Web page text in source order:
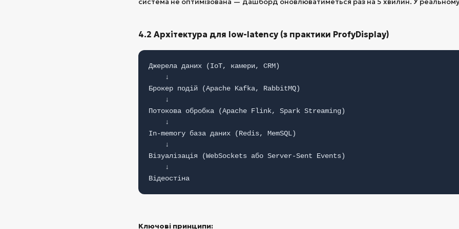
4.2 Архітектура для low-latency (з практики ProfyDisplay)
Джерела даних (IoT, камери, CRM)
↓
Брокер подій (Apache Kafka, RabbitMQ)
↓
Потокова обробка (Apache Flink, Spark Streaming)
↓
In-memory база даних (Redis, MemSQL)
↓
Візуалізація (WebSockets або Server-Sent Events)
↓
Відеостіна
Ключові принципи: